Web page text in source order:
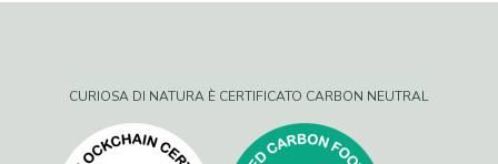
CURIOSA DI NATURA È CERTIFICATO CARBON NEUTRAL